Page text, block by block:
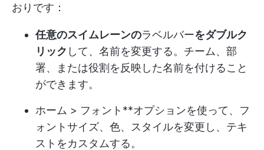
おりです：
任意のスイムレーンのラベルバーをダブルク
リック して、名前を変更する。チーム、部
署、または役割を反映した名前を付けること
ができます。
ホーム > フォント**オプションを使って、フ
ォントサイズ、色、スタイルを変更し、テキ
ストをカスタムする。